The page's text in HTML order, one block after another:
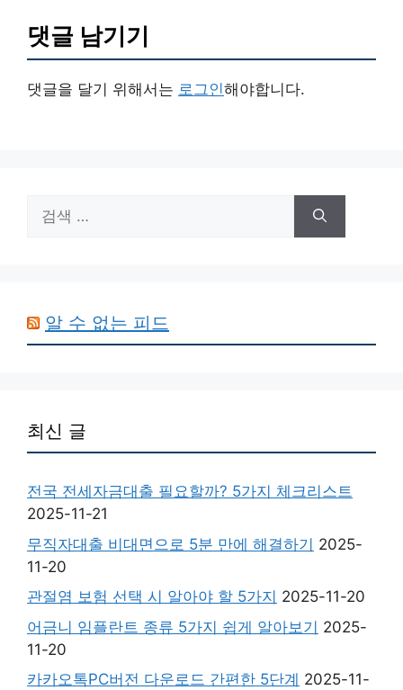
댓글 남기기
댓글을 달기 위해서는 로그인해야합니다.
색:
알 수 없는 피드
최신 글
전국 전세자금대출 필요할까? 5가지 체크리스트
2025-11-21
무직자대출 비대면으로 5분 만에 해결하기 2025-
11-20
관절염 보험 선택 시 알아야 할 5가지 2025-11-20
어금니 임플란트 종류 5가지 쉽게 알아보기 2025-
11-20
카카오톡PC버전 다운로드 간편한 5단계 2025-11-